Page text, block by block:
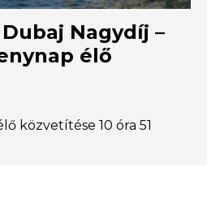
Dubaj Nagydíj –
élő
közvetítése 10 óra 51